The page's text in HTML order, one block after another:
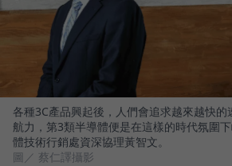
各種3C產品興起後，人們會追求越來越快
航力，第3類半導體便是在這樣的時代氛圍
體技術行銷處資深協理黃智文。
圖／ 蔡仁譯攝影